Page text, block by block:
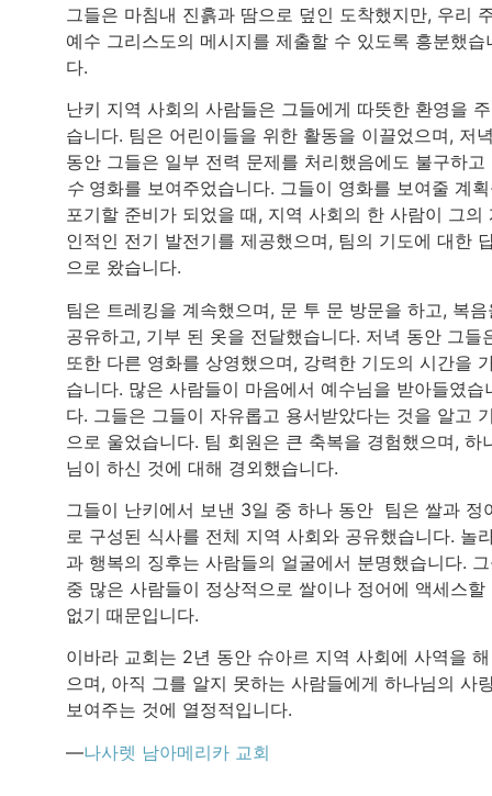
그들은 마침내 진흙과 땀으로 덮인 도착했지만, 우리
예수 그리스도의 메시지를 제출할 수 있도록 흥분했습
다.
난키 지역 사회의 사람들은 그들에게 따뜻한 환영을
습니다. 팀은 어린이들을 위한 활동을 이끌었으며, 저
동안 그들은 일부 전력 문제를 처리했음에도 불구하고
수영화를 보여주었습니다. 그들이 영화를 보여줄 계
포기할 준비가 되었을 때, 지역 사회의 한 사람이 그의
인적인 전기 발전기를 제공했으며, 팀의 기도에 대한
으로 왔습니다.
팀은 트레킹을 계속했으며, 문 투 문 방문을 하고, 복음
공유하고, 기부 된 옷을 전달했습니다. 저녁 동안 그들
또한 다른 영화를 상영했으며, 강력한 기도의 시간을
습니다. 많은 사람들이 마음에서 예수님을 받아들였습
다. 그들은 그들이 자유롭고 용서받았다는 것을 알고
으로 울었습니다. 팀 회원은 큰 축복을 경험했으며, 하
님이 하신 것에 대해 경외했습니다.
그들이 난키에서 보낸 3일 중 하나 동안 팀은 쌀과 정
로 구성된 식사를 전체 지역 사회와 공유했습니다. 놀
과 행복의 징후는 사람들의 얼굴에서 분명했습니다.
중 많은 사람들이 정상적으로 쌀이나 정어에 액세스할
없기 때문입니다.
이바라 교회는 2년 동안 슈아르 지역 사회에 사역을
으며, 아직 그를 알지 못하는 사람들에게 하나님의 사
보여주는 것에 열정적입니다.
—나사렛 남아메리카 교회